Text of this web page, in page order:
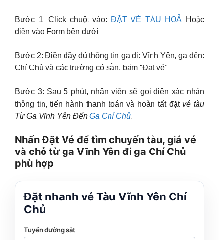
Bước 1: Click chuột vào: ĐẶT VÉ TÀU HOẢ Hoặc
điền vào Form bên dưới
Bước 2: Điền đầy đủ thông tin ga đi: Vĩnh Yên, ga đến:
Chí Chủ và các trường có sẵn, bấm “Đặt vé”
Bước 3: Sau 5 phút, nhân viên sẽ gọi điện xác nhận
thông tin, tiến hành thanh toán và hoàn tất đặt vé tàu
Từ Ga Vĩnh Yên Đến Ga Chí Chủ.
Nhấn Đặt Vé để tìm chuyến tàu, giá vé
và chỗ từ ga Vĩnh Yên đi ga Chí Chủ
phù hợp
Đặt nhanh vé Tàu Vĩnh Yên Chí
Chủ
Tuyến đường sắt